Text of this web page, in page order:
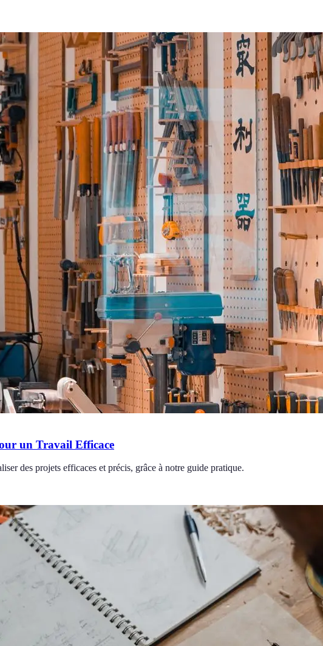
un Travail Efficace
des projets efficaces et précis, grâce à notre guide pratique.